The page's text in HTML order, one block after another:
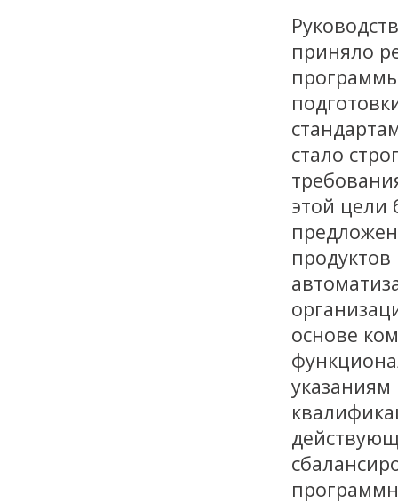
приняло
стало
этой
основе